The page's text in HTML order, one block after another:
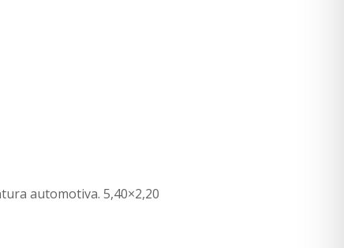
automotiva. 5,40×2,20